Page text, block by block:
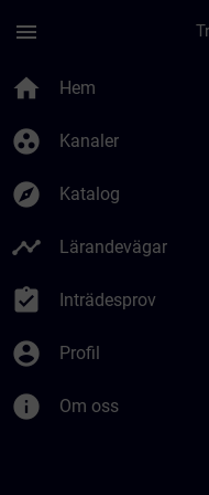
menu
home Hem
group_work Kanaler
explore Katalog
timeline Lärandevägar
assignment_turned_in Inträdesprov
account_circle Profil
info Om oss